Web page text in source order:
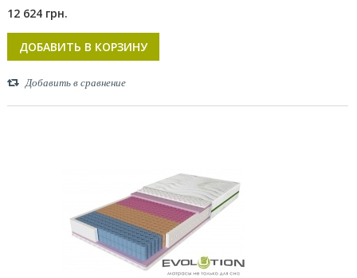
12 624 грн.
ДОБАВИТЬ В КОРЗИНУ
Добавить в сравнение